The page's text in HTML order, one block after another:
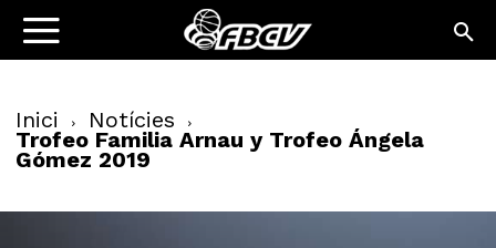
Inici Notícies
Trofeo Familia Arnau y Trofeo Ángela
Gómez 2019